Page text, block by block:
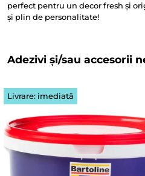
perfect pentru un decor fresh și
și plin de personalitate!
Adezivi și/sau accesorii
Livrare: imediată